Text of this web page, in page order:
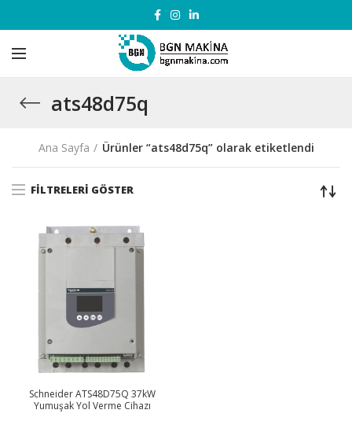
ats48d75q
Ana Sayfa Ürünler “ats48d75q” olarak etiketlendi
FILTRELERI GÖSTER
Schneider ATS48D75Q 37kW
Yumuşak Yol Verme Cihazı